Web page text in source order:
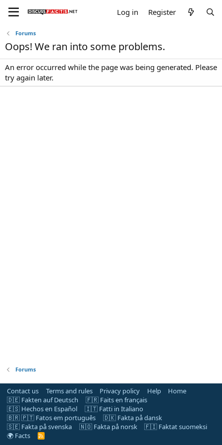
Log in Register
Forums
Oops! We ran into some problems.
An error occurred while the page was being generated. Please
try again later.
Forums
Contact us Terms and rules Privacy policy Help
Home
🇩🇪 Fakten auf Deutsch
🇫🇷 Faits en français
🇪🇸 Hechos en Español
🇮🇹 Fatti in Italiano
🇧🇷 🇵🇹 Fatos em português
🇩🇰 Fakta på dansk
🇸🇪 Fakta på svenska
🇳🇴 Fakta på norsk
🇫🇮 Faktat suomeksi
🌍 Facts
R